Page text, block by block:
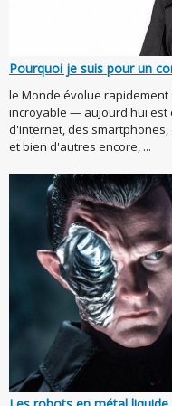
Pourquoi je suis pour un
le Monde évolue rapidement
incroyable — aujourd'hui est
d'internet, des smartphones,
et bien d'autres encore, ...